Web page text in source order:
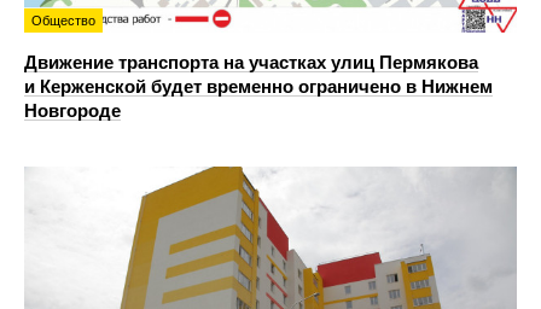
Общество
Движение транспорта на участках улиц Пермякова
и Керженской будет временно ограничено в Нижнем
Новгороде